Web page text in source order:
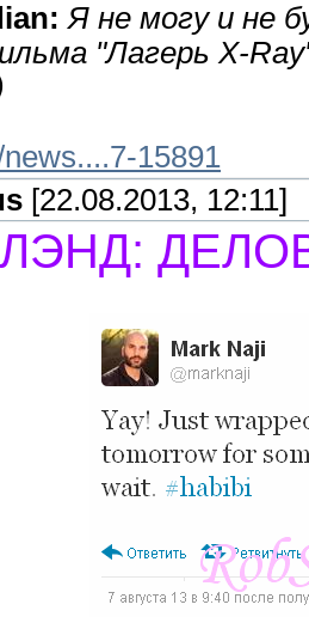
Я не могу и не
"Лагерь X-
15891
[22.08.2013, 12:11]